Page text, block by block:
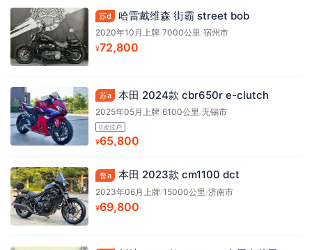
苏d 哈雷戴维森 街霸 street bob
2020年10月上牌/7000公里 /宿州市
¥72,800
苏a 本田 2024款 cbr650r e-clutch
2025年05月上牌/6100公里 /无锡市
0次过户
¥65,800
鲁a 本田 2023款 cm1100 dct
2023年06月上牌/15000公里 /济南市
¥69,800